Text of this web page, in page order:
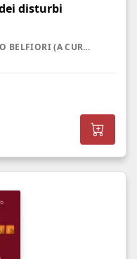
disturbi
LEONARDO MENDOLICCHIO, PABLO BELFIORI (A CURA DI)